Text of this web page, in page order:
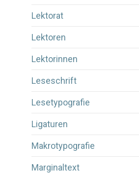
Lektorat
Lektoren
Lektorinnen
Leseschrift
Lesetypografie
Ligaturen
Makrotypografie
Marginaltext